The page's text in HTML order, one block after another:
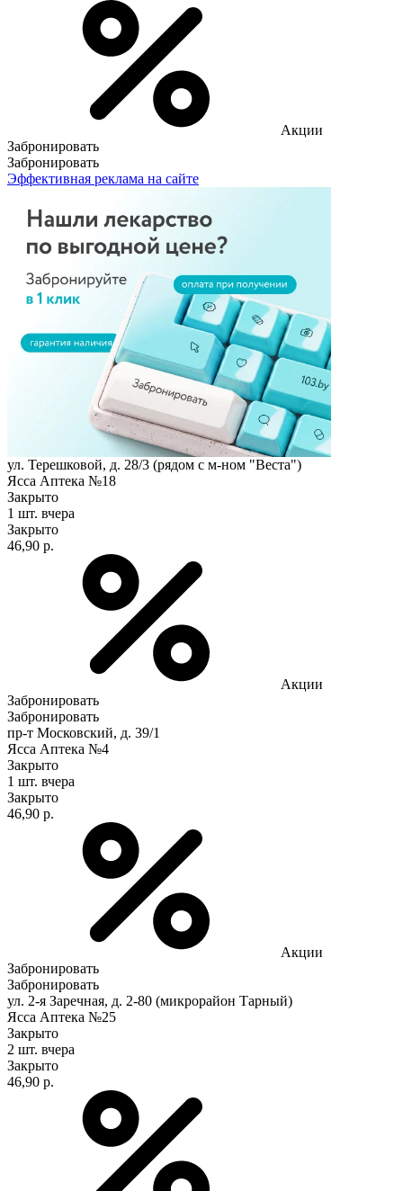
Акции
Забронировать
Забронировать
Эффективная реклама на сайте
ул. Терешковой, д. 28/3 (рядом с м-ном "Веста")
Ясса Аптека №18
Закрыто
1 шт. вчера
Закрыто
46,90 р.
Акции
Забронировать
Забронировать
пр-т Московский, д. 39/1
Ясса Аптека №4
Закрыто
1 шт. вчера
Закрыто
46,90 р.
Акции
Забронировать
Забронировать
ул. 2-я Заречная, д. 2-80 (микрорайон Тарный)
Ясса Аптека №25
Закрыто
2 шт. вчера
Закрыто
46,90 р.